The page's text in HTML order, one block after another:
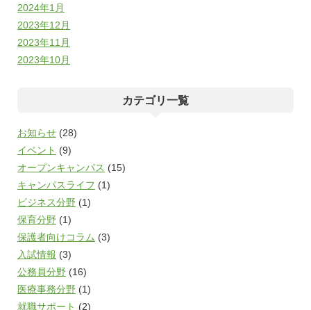
2024年1月
2023年12月
2023年11月
2023年10月
カテゴリ一覧
お知らせ (28)
イベント (9)
オープンキャンパス (15)
キャンパスライフ (1)
ビジネス分野 (1)
保育分野 (1)
保護者向けコラム (3)
入試情報 (3)
公務員分野 (16)
医療事務分野 (1)
就職サポート (2)